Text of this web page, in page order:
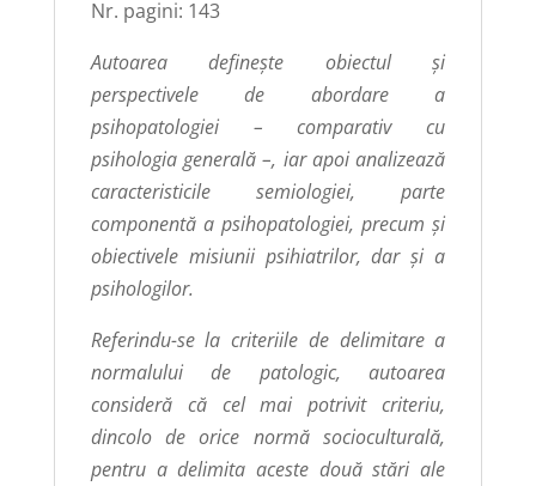
Nr. pagini: 143
Autoarea defineşte obiectul şi
perspectivele de abordare a
psihopatologiei – comparativ cu
psihologia generală –, iar apoi analizează
caracteristicile semiologiei, parte
componentă a psihopatologiei, precum şi
obiectivele misiunii psihiatrilor, dar şi a
psihologilor.
Referindu-se la criteriile de delimitare a
normalului de patologic, autoarea
consideră că cel mai potrivit criteriu,
dincolo de orice normă socioculturală,
pentru a delimita aceste două stări ale